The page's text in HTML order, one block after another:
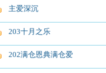
主爱深沉
203十月之乐
202满仓恩典满仓爱